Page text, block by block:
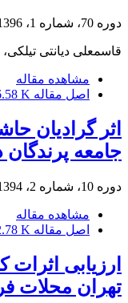
دوره 70، شماره 1، 1396، صفحه
قاسمعلی دیانتی
مشاهده مقاله
اصل مقاله K
اثر گرادیان
جامعه
دوره 10، شماره 2، 1394، صفحه
مشاهده مقاله
اصل مقاله K
ارزیابی
تهران محلات